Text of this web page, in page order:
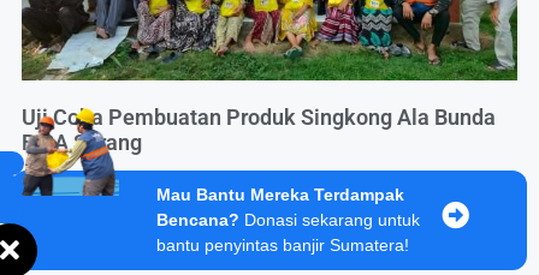
Uji Coba Pembuatan Produk Singkong Ala Bunda
BISA Serang
Mau Bantu Mereka Terdampak
Bencana? Donasi sekarang untuk
bantu penyintas banjir Sumatera!